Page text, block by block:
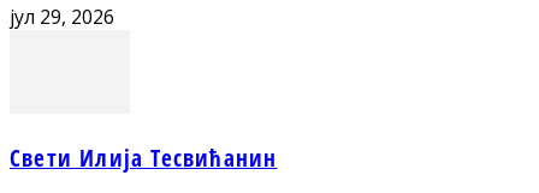
јул 29, 2026
Свети Илија Тесвићанин